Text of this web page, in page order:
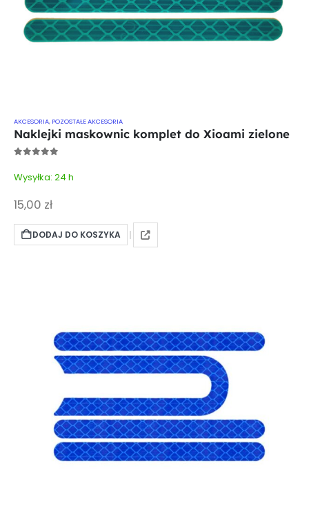
AKCESORIA, POZOSTAŁE AKCESORIA
Naklejki maskownic komplet do Xioami zielone
Wysyłka: 24 h
15,00 zł
DODAJ DO KOSZYKA